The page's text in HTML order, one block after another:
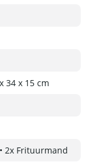
34 x 15 cm
2x Frituurmand